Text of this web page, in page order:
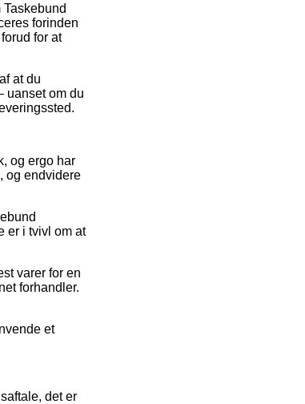
forinden
for at
at du
uanset om du
og ergo har
og endvidere
er i tvivl om at
varer for en
forhandler.
et
det er